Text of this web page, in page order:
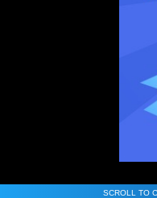
SCROLL TO